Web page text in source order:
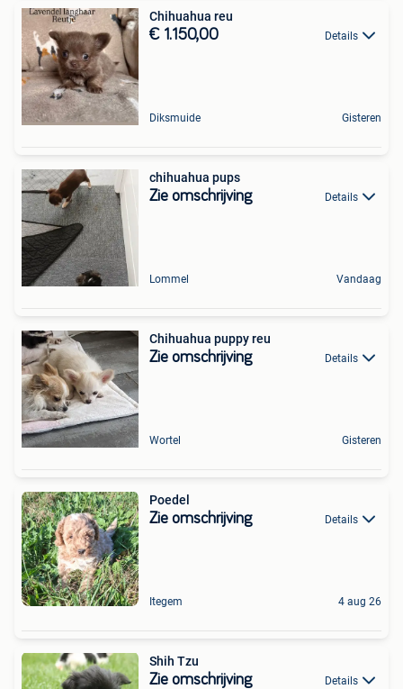
Chihuahua reu
€ 1.150,00 Details
Diksmuide Gisteren
chihuahua pups
Zie omschrijving Details
Lommel Vandaag
Chihuahua puppy reu
Zie omschrijving Details
Wortel Gisteren
Poedel
Zie omschrijving Details
Itegem 4 aug 26
Shih Tzu
Zie omschrijving Details